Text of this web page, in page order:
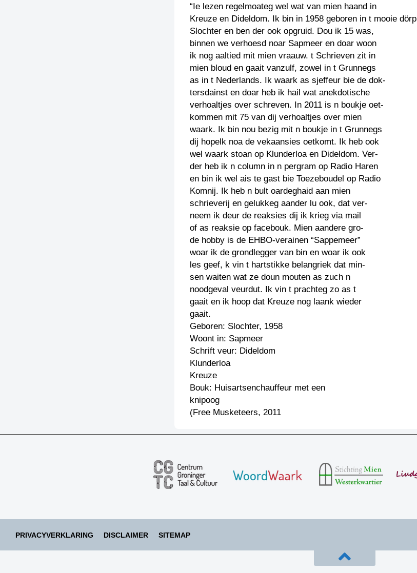
“Ie lezen regelmoateg wel wat van mien haand in
Kreuze en Dideldom. Ik bin in 1958 geboren in t mooie dörp
Slochter en ben der ook opgruid. Dou ik 15 was,
binnen we verhoesd noar Sapmeer en doar woon
ik nog aaltied mit mien vraauw. t Schrieven zit in
mien bloud en gaait vanzulf, zowel in t Grunnegs
as in t Nederlands. Ik waark as sjeffeur bie de dok-
tersdainst en doar heb ik hail wat anekdotische
verhoaltjes over schreven. In 2011 is n boukje oet-
kommen mit 75 van dij verhoaltjes over mien
waark. Ik bin nou bezig mit n boukje in t Grunnegs
dij hopelk noa de vekaansies oetkomt. Ik heb ook
wel waark stoan op Klunderloa en Dideldom. Ver-
der heb ik n column in n pergram op Radio Haren
en bin ik wel ais te gast bie Toezeboudel op Radio
Komnij. Ik heb n bult oardeghaid aan mien
schrieverij en gelukkeg aander lu ook, dat ver-
neem ik deur de reaksies dij ik krieg via mail
of as reaksie op facebouk. Mien aandere gro-
de hobby is de EHBO-verainen “Sappemeer”
woar ik de grondlegger van bin en woar ik ook
les geef, k vin t hartstikke belangriek dat min-
sen waiten wat ze doun mouten as zuch n
noodgeval veurdut. Ik vin t prachteg zo as t
gaait en ik hoop dat Kreuze nog laank wieder
gaait.
Geboren: Slochter, 1958
Woont in: Sapmeer
Schrift veur: Dideldom
Klunderloa
Kreuze
Bouk: Huisartsenchauffeur met een
knipoog
(Free Musketeers, 2011
PRIVACYVERKLARING DISCLAIMER SITEMAP